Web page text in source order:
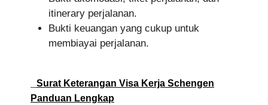
itinerary perjalanan.
Bukti keuangan yang cukup untuk
membiayai perjalanan.
Surat Keterangan Visa Kerja Schengen
Panduan Lengkap